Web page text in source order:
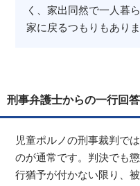
く、家出同然で一人暮
家に戻るつもりもありま
刑事弁護士からの一行回答
児童ポルノの刑事裁判で
のが通常です。判決でも
行猶予が付かない限り、